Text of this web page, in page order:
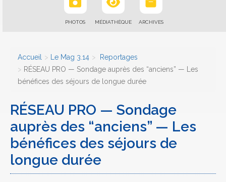
PHOTOS MÉDIATHÈQUE ARCHIVES
Accueil Le Mag 3.14
Reportages
RÉSEAU PRO — Sondage auprès des “anciens” — Les
bénéfices des séjours de longue durée
RÉSEAU PRO — Sondage
auprès des “anciens” — Les
bénéfices des séjours de
longue durée